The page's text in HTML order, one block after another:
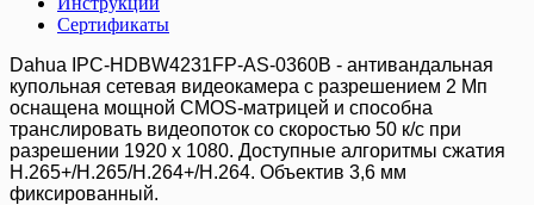
Сертификаты
Dahua IPC-HDBW4231FP-AS-0360B - антивандальная
купольная сетевая видеокамера с разрешением 2 Мп
оснащена мощной CMOS-матрицей и способна
транслировать видеопоток со скоростью 50 к/с при
разрешении 1920 x 1080. Доступные алгоритмы сжатия
H.265+/H.265/H.264+/H.264. Объектив 3,6 мм
фиксированный.